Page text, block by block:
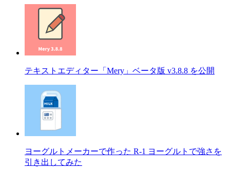
テキストエディター「Mery」ベータ版 v3.8.8 を公開
ヨーグルトメーカーで作った R-1 ヨーグルトで強さを
引き出してみた